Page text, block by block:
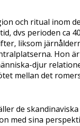
och ritual inom
dvs perioden ca
liksom
Hon
djur
mellan det
de skandinaviska
med sina